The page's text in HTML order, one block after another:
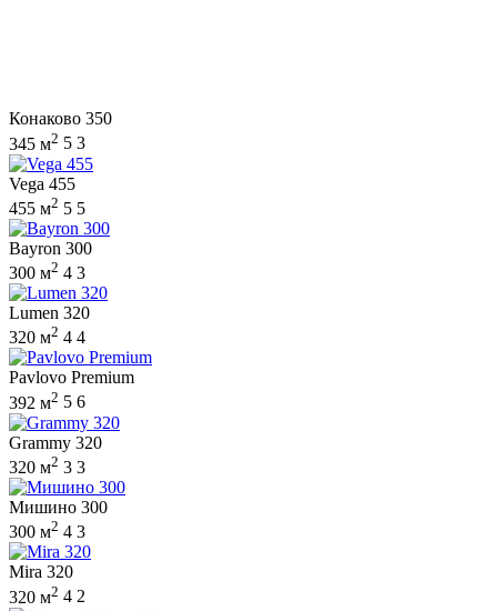
Конаково 350
345 м2 5 3
Vega 455
455 м2 5 5
Bayron 300
300 м2 4 3
Lumen 320
320 м2 4 4
Pavlovo Premium
392 м2 5 6
Grammy 320
320 м2 3 3
Мишино 300
300 м2 4 3
Mira 320
320 м2 4 2